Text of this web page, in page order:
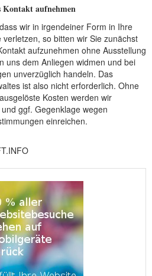
aufnehmen
wir in irgendeiner Form in Ihre
so bitten wir Sie zunächst
aufzunehmen ohne Ausstellung
uns dem Anliegen widmen und bei
unverzüglich handeln. Das
ist also nicht erforderlich. Ohne
Kosten werden wir
ggf. Gegenklage wegen
einreichen.